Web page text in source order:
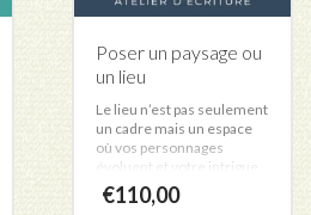
Poser un paysage ou
un lieu
Le lieu n’est pas seulement
un cadre mais un espace
où vos personnages
évoluent et votre intrigue
se dénoue. Comment
intégrer la description d’un
€110,00